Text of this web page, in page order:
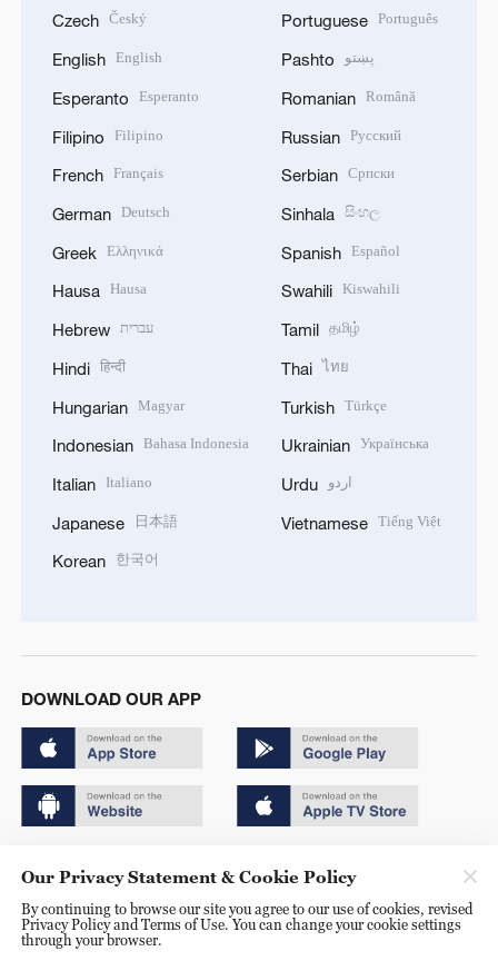
Czech Český
English English
Esperanto Esperanto
Filipino Filipino
French Français
German Deutsch
Greek Ελληνικά
Hausa Hausa
Hebrew עברית
Hindi हिन्दी
Hungarian Magyar
Indonesian Bahasa Indonesia
Italian Italiano
Japanese 日本語
Korean 한국어
Portuguese Português
Pashto پښتو
Romanian Română
Russian Русский
Serbian Српски
Sinhala සිංහල
Spanish Español
Swahili Kiswahili
Tamil தமிழ்
Thai ไทย
Turkish Türkçe
Ukrainian Українська
Urdu اردو
Vietnamese Tiếng Việt
DOWNLOAD OUR APP
京ICP备20000184号
京公网安备 11010502050052号
Our Privacy Statement & Cookie Policy
By continuing to browse our site you agree to our use of cookies, revised
Privacy Policy and Terms of Use. You can change your cookie settings
through your browser.